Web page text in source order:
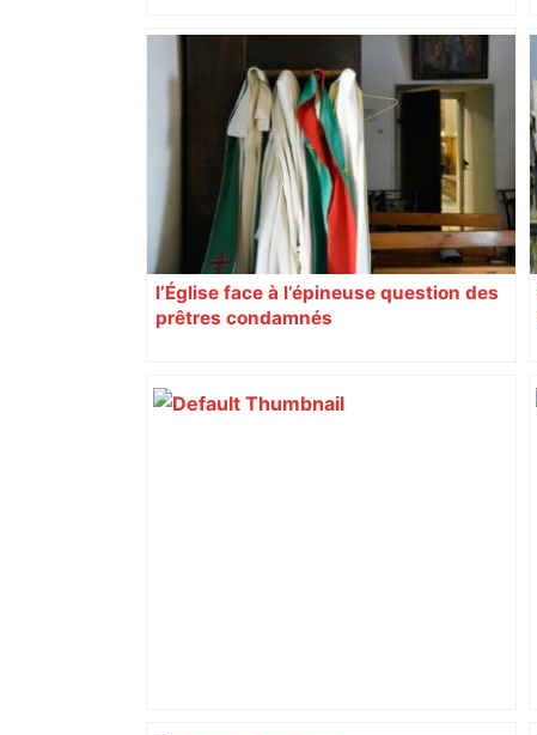
Le trafic de drogue empoisonnait un
quartier du centre de Toulouse, un
campement démantelé par une
centaine de policiers – Actu.fr
l’Église face à l’épineuse question des
prêtres condamnés